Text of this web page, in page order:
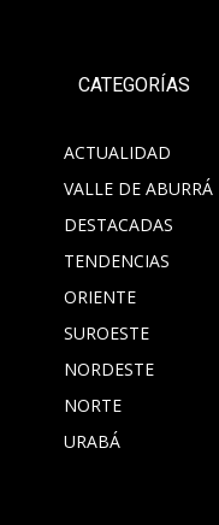
CATEGORÍAS
ACTUALIDAD
VALLE DE ABURRÁ
DESTACADAS
TENDENCIAS
ORIENTE
SUROESTE
NORDESTE
NORTE
URABÁ